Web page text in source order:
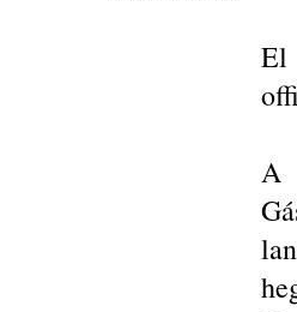
A